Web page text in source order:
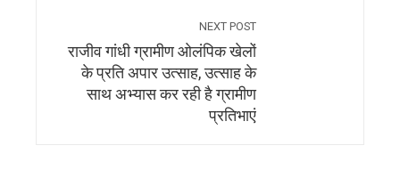
NEXT POST
राजीव गांधी ग्रामीण ओलंपिक खेलों
के प्रति अपार उत्साह, उत्साह के
साथ अभ्यास कर रही है ग्रामीण
प्रतिभाएं